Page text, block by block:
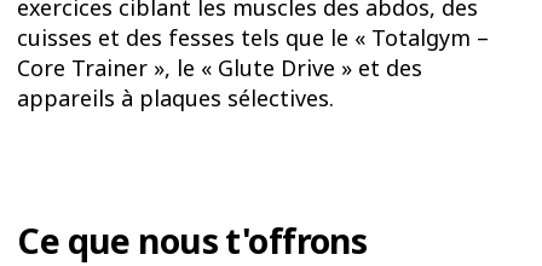
exercices ciblant les muscles des abdos, des
cuisses et des fesses tels que le « Totalgym –
Core Trainer », le « Glute Drive » et des
appareils à plaques sélectives.
Ce que nous t'offrons